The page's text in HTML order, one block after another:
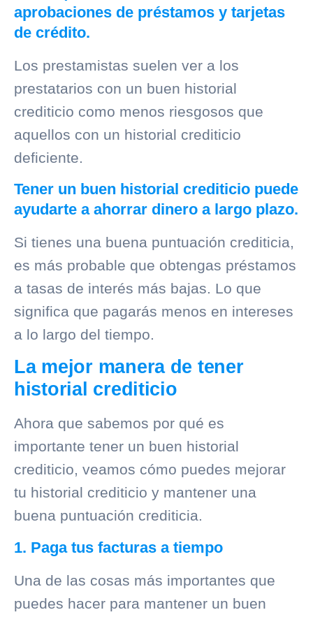
aprobaciones de préstamos y tarjetas
de crédito.
Los prestamistas suelen ver a los
prestatarios con un buen historial
crediticio como menos riesgosos que
aquellos con un historial crediticio
deficiente.
Tener un buen historial crediticio puede
ayudarte a ahorrar dinero a largo plazo.
Si tienes una buena puntuación crediticia,
es más probable que obtengas préstamos
a tasas de interés más bajas. Lo que
significa que pagarás menos en intereses
a lo largo del tiempo.
La mejor manera de tener
historial crediticio
Ahora que sabemos por qué es
importante tener un buen historial
crediticio, veamos cómo puedes mejorar
tu historial crediticio y mantener una
buena puntuación crediticia.
1. Paga tus facturas a tiempo
Una de las cosas más importantes que
puedes hacer para mantener un buen